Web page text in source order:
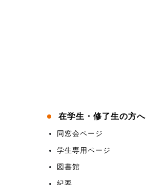
在学生・修了生の方へ
同窓会ページ
学生専用ページ
図書館
紀要